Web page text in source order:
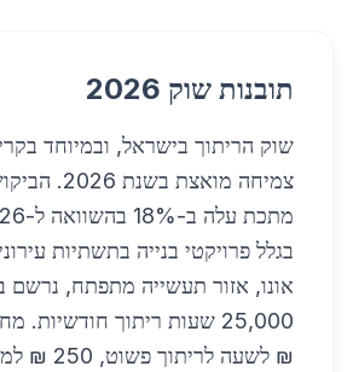
תובנות שוק 2026
שוק הריתוך בישראל, ובמיוחד
צמיחה מואצת
בגלל פרויקטי בנייה בתשתיות
אונו, אזור תעשייה מתפתח, נרשם
₪ לשעה